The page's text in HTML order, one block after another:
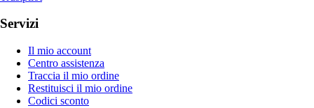
Servizi
Il mio account
Centro assistenza
Traccia il mio ordine
Restituisci il mio ordine
Codici sconto